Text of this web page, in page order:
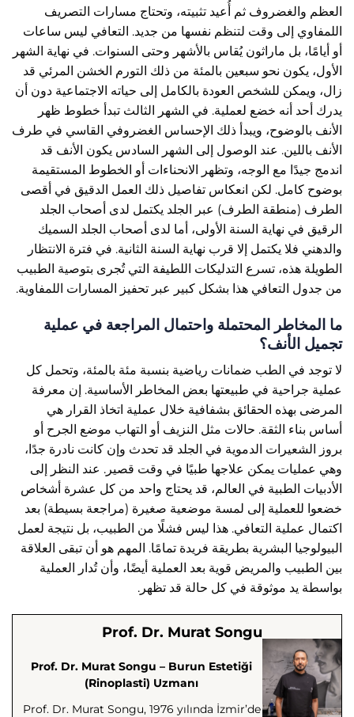
العظم والغضروف ثم أُعيد تثبيته، وتحتاج مسارات التصريف
اللمفاوي إلى وقت لتنظم نفسها من جديد. التعافي ليس ساعات
أو أيامًا، بل ماراثون يُقاس بالأشهر وحتى السنوات. في نهاية الشهر
الأول، يكون نحو سبعين بالمئة من ذلك التورم الخشن المرئي قد
زال، ويمكن للشخص العودة بالكامل إلى حياته الاجتماعية دون أن
يدرك أحد أنه خضع لعملية. في الشهر الثالث تبدأ خطوط ظهر
الأنف بالوضوح، ويبدأ ذلك الإحساس الغضروفي القاسي في طرف
الأنف باللين. عند الوصول إلى الشهر السادس يكون الأنف قد
اندمج جيدًا مع الوجه، وتظهر الانحناءات أو الخطوط المستقيمة
بوضوح كامل. لكن انعكاس تفاصيل ذلك العمل الدقيق في أقصى
الطرف (منطقة الطرف) عبر الجلد يكتمل لدى أصحاب الجلد
الرقيق في نهاية السنة الأولى، أما لدى أصحاب الجلد السميك
والدهني فلا يكتمل إلا قرب نهاية السنة الثانية. في فترة الانتظار
الطويلة هذه، تسرع التدليكات اللطيفة التي تُجرى بتوصية الطبيب
من جدول التعافي هذا بشكل كبير عبر تحفيز المسارات اللمفاوية.
ما المخاطر المحتملة واحتمال المراجعة في عملية
تجميل الأنف؟
لا توجد في الطب ضمانات رياضية بنسبة مئة بالمئة، وتحمل كل
عملية جراحية في طبيعتها بعض المخاطر الأساسية. إن معرفة
المرضى بهذه الحقائق بشفافية خلال عملية اتخاذ القرار هي
أساس بناء الثقة. حالات مثل النزيف أو التهاب موضع الجرح أو
بروز الشعيرات الدموية في الجلد قد تحدث وإن كانت نادرة جدًا،
وهي عمليات يمكن علاجها طبيًا في وقت قصير. عند النظر إلى
الأدبيات الطبية في العالم، قد يحتاج واحد من كل عشرة أشخاص
خضعوا للعملية إلى لمسة موضعية صغيرة (مراجعة بسيطة) بعد
اكتمال عملية التعافي. هذا ليس فشلًا من الطبيب، بل نتيجة لعمل
البيولوجيا البشرية بطريقة فريدة تمامًا. المهم هو أن تبقى العلاقة
بين الطبيب والمريض قوية بعد العملية أيضًا، وأن تُدار العملية
بواسطة يد موثوقة في كل حالة قد تظهر.
Prof. Dr. Murat Songu
Prof. Dr. Murat Songu – Burun Estetiği
(Rinoplasti) Uzmanı
Prof. Dr. Murat Songu, 1976 yılında İzmir’de